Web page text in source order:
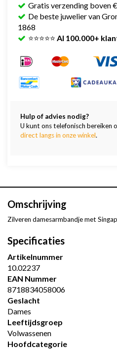
Gratis verzending boven
De beste juwelier van
1868
⭐⭐⭐⭐⭐ Al 100.000+
Hulp of advies nodig?
U kunt ons telefonisch bereiken
direct langs in onze winkel.
Omschrijving
Zilveren damesarmbandje met
Specificaties
Artikelnummer
10.02237
EAN Nummer
8718834058006
Geslacht
Dames
Leeftijdsgroep
Volwassenen
Hoofdcategorie